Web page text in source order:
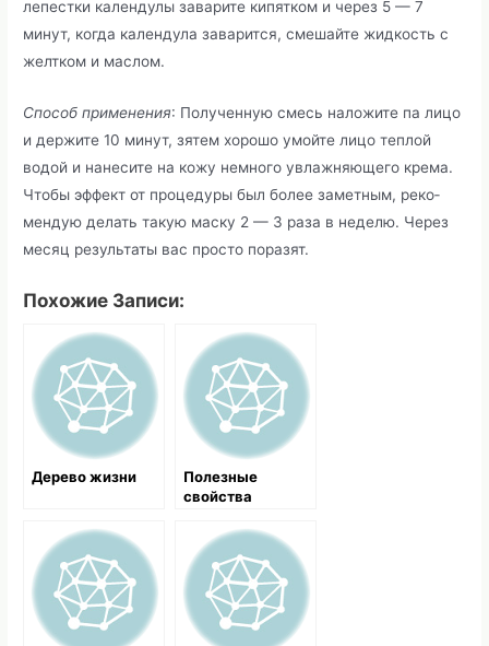
лепестки календулы заварите кипятком и через 5 — 7
минут, когда календула заварится, смешайте жидкость с
желтком и маслом.
Способ применения: Полученную смесь наложите па лицо
и держите 10 минут, зятем хорошо умойте лицо теп­лой
водой и нанесите на кожу немного увлажняющего кре­ма.
Чтобы эффект от процедуры был более заметным, реко­
мендую делать такую маску 2 — 3 раза в неделю. Через
месяц результаты вас просто поразят.
Похожие Записи:
Дерево жизни
Полезные
свойства
полезна
земляника,
лечение
петрушкой